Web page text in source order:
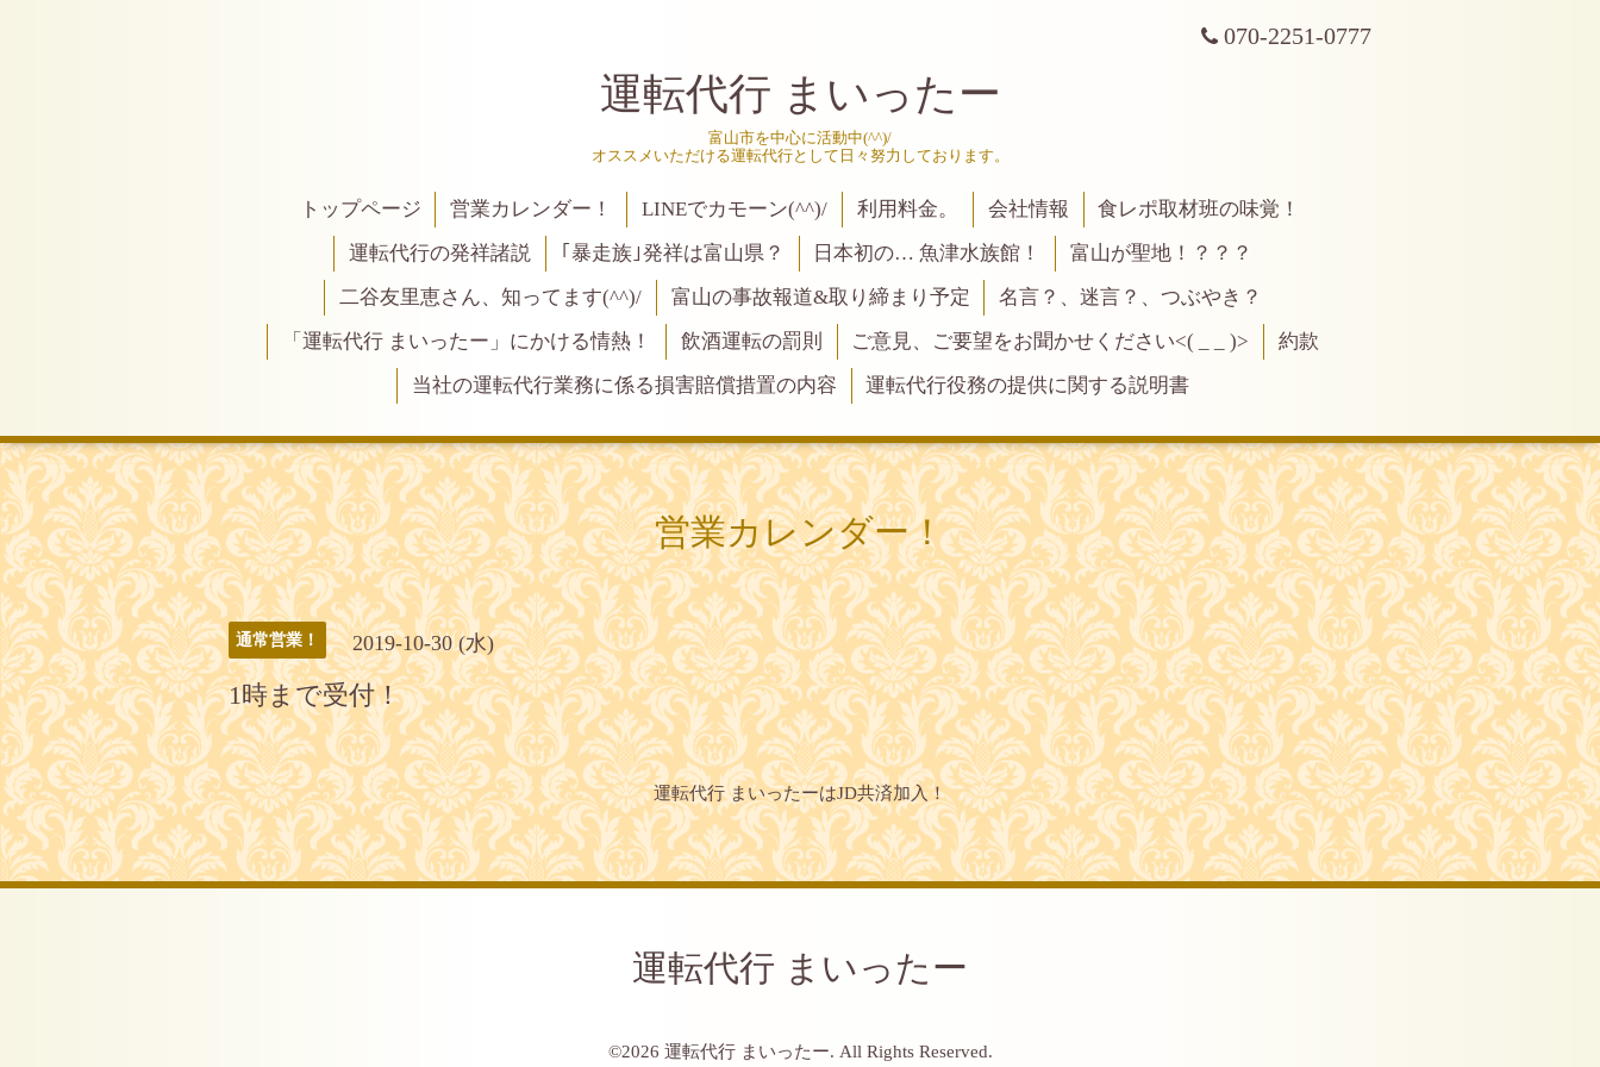
070-2251-0777
運転代行 まいったー
富山市を中心に活動中(^^)/
オススメいただける運転代行として日々努力しております。
トップページ 営業カレンダー！ LINEでカモーン(^^)/ 利用料金。 会社情報
食レポ取材班の味覚！
運転代行の発祥諸説
｢暴走族｣発祥は富山県？ 日本初の… 魚津水族館！
富山が聖地！？？？
二谷友里恵さん、知ってます(^^)/
富山の事故報道&取り締まり予定
名言？、迷言？、つぶやき？
「運転代行 まいったー」にかける情熱！
飲酒運転の罰則 ご意見、ご要望をお聞かせください<( _ _ )>
約款
当社の運転代行業務に係る損害賠償措置の内容
運転代行役務の提供に関する説明書
営業カレンダー！
通常営業！ 2019-10-30 (水)
1時まで受付！
運転代行 まいったーはJD共済加入！
運転代行 まいったー
©2026 運転代行 まいったー. All Rights Reserved.